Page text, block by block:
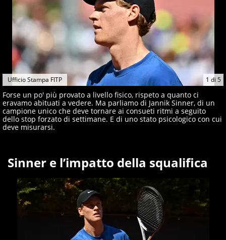
1 di 5
Ufficio Stampa FITP
Forse un po' più provato a livello fisico, rispeto a quanto ci
eravamo abituati a vedere. Ma parliamo di Jannik Sinner, di un
campione unico che deve tornare ai consueti ritmi a seguito
dello stop forzato di settimane. E di uno stato psicologico con cui
deve misurarsi.
Sinner e l’impatto della squalifica